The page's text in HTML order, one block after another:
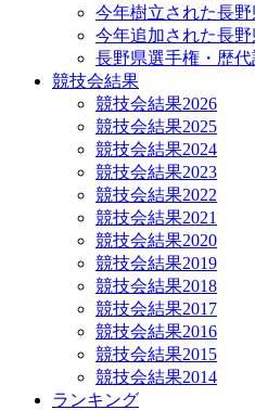
今年樹立された長
今年追加された長
長野県選手権・歴
競技会結果
競技会結果2026
競技会結果2025
競技会結果2024
競技会結果2023
競技会結果2022
競技会結果2021
競技会結果2020
競技会結果2019
競技会結果2018
競技会結果2017
競技会結果2016
競技会結果2015
競技会結果2014
ランキング